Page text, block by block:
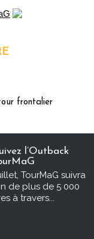
frontalier
l’Outback
TourMaG suivra
de plus de 5 000
à travers...